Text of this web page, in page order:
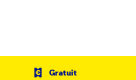
Gratuit